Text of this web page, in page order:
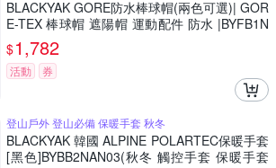
BLACKYAK GORE防水棒球帽(兩色可選)| GOR
E-TEX 棒球帽 遮陽帽 運動配件 防水 |BYFB1N
AJ01
$1,782
活動 券
登山戶外 登山必備 保暖手套 秋冬
BLACKYAK 韓國 ALPINE POLARTEC保暖手套
[黑色]BYBB2NAN03(秋冬 觸控手套 保暖手套